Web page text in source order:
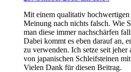
Mit einem qualitativ hochwertigen
Meinung nach nichts falsch. Wie
man diese immer nachschärfen
Dabei kommt es eben darauf an,
zu verwenden. Ich setze seit
von japanischen Schleifsteinen
Vielen Dank für diesen Beitrag.